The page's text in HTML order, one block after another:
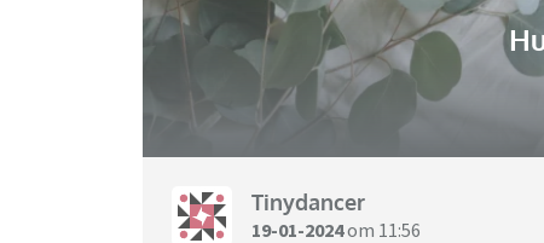
Tinydancer
19-01-2024om 11:56